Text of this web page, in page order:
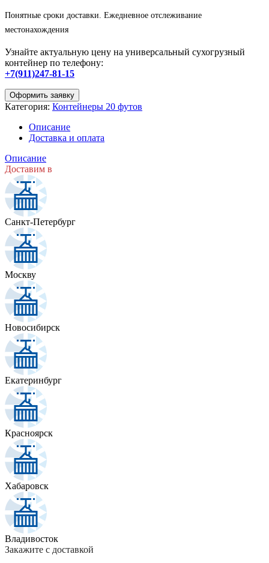
Понятные сроки доставки. Ежедневное отслеживание
местонахождения
Узнайте актуальную цену на универсальный сухогрузный
контейнер по телефону:
+7(911)247-81-15
Оформить заявку
Категория: Контейнеры 20 футов
Описание
Доставка и оплата
Описание
Доставим в
Санкт-Петербург
Москву
Новосибирск
Екатеринбург
Красноярск
Хабаровск
Владивосток
Закажите с доставкой